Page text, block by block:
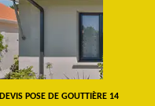
DEVIS POSE DE GOUTTIÈRE 14